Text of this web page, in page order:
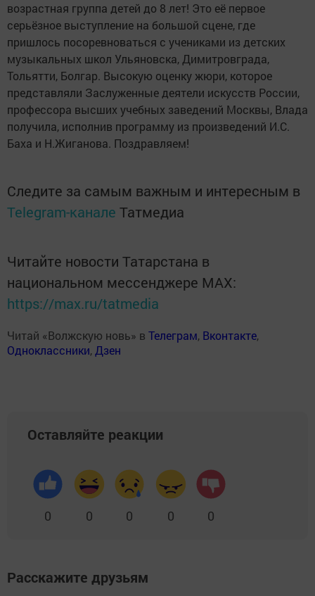
возрастная группа детей до 8 лет! Это её первое
серьёзное выступление на большой сцене, где
пришлось посоревноваться с учениками из детских
музыкальных школ Ульяновска, Димитровграда,
Тольятти, Болгар. Высокую оценку жюри, которое
представляли Заслуженные деятели искусств России,
профессора высших учебных заведений Москвы, Влада
получила, исполнив программу из произведений И.С.
Баха и Н.Жиганова. Поздравляем!
Следите за самым важным и интересным в
Telegram-канале Татмедиа
Читайте новости Татарстана в
национальном мессенджере MАХ:
https://max.ru/tatmedia
Читай «Волжскую новь» в Телеграм, Вконтакте,
Одноклассники,Дзен
Оставляйте реакции
0 0 0 0 0
Расскажите друзьям